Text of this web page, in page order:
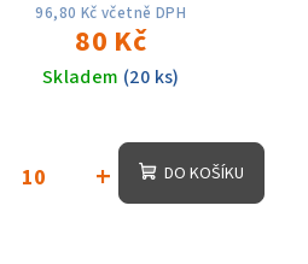
96,80 Kč včetně DPH
80 Kč
Skladem (20 ks)
+ DO KOŠÍKU